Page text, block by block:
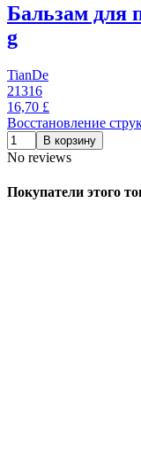
Бальзам для
g
TianDe
21316
16,70 £
Восстановление
В корзину
No reviews
Покупатели этого